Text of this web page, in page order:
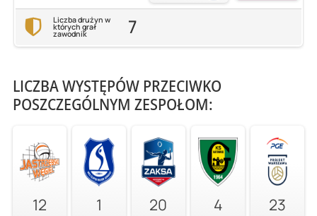
Liczba drużyn w
których grał
zawodnik 7
LICZBA WYSTĘPÓW PRZECIWKO
POSZCZEGÓLNYM ZESPOŁOM:
12 1 20 4 23